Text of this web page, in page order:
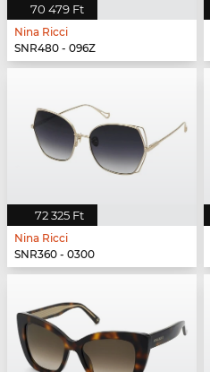
70 479 Ft
Nina Ricci
SNR480 - 096Z
72 325 Ft
Nina Ricci
SNR360 - 0300